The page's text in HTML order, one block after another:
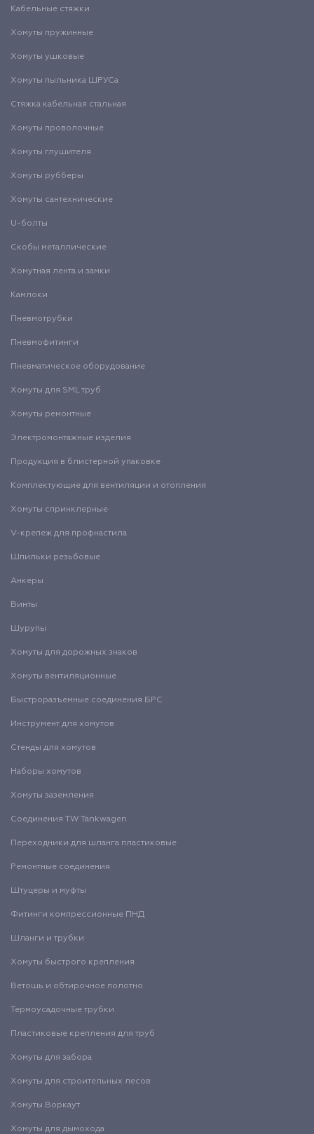
Кабельные стяжки
Хомуты пружинные
Хомуты ушковые
Хомуты пыльника ШРУСа
Стяжка кабельная стальная
Хомуты проволочные
Хомуты глушителя
Хомуты рубберы
Хомуты сантехнические
U-болты
Скобы металлические
Хомутная лента и замки
Камлоки
Пневмотрубки
Пневмофитинги
Пневматическое оборудование
Хомуты для SML труб
Хомуты ремонтные
Электромонтажные изделия
Продукция в блистерной упаковке
Комплектующие для вентиляции и отопления
Хомуты спринклерные
V-крепеж для профнастила
Шпильки резьбовые
Анкеры
Винты
Шурупы
Хомуты для дорожных знаков
Хомуты вентиляционные
Быстроразъемные соединения БРС
Инструмент для хомутов
Стенды для хомутов
Наборы хомутов
Хомуты заземления
Соединения TW Tankwagen
Переходники для шланга пластиковые
Ремонтные соединения
Штуцеры и муфты
Фитинги компрессионные ПНД
Шланги и трубки
Хомуты быстрого крепления
Ветошь и обтирочное полотно
Термоусадочные трубки
Пластиковые крепления для труб
Хомуты для забора
Хомуты для строительных лесов
Хомуты Воркаут
Хомуты для дымохода